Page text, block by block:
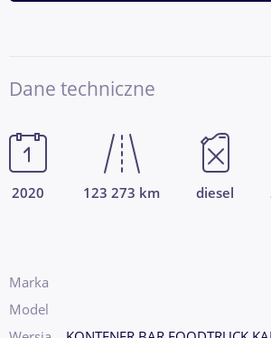
Dane techniczne
2020 123 273 km diesel
Marka
Model